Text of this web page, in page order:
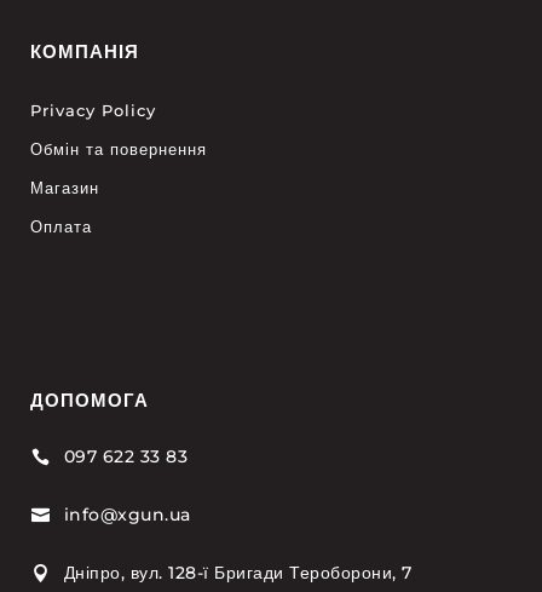
КОМПАНІЯ
Privacy Policy
Обмін та повернення
Магазин
Оплата
ДОПОМОГА
 097 622 33 83
 info@xgun.ua
 Дніпро, вул. 128-ї Бригади Тероборони, 7